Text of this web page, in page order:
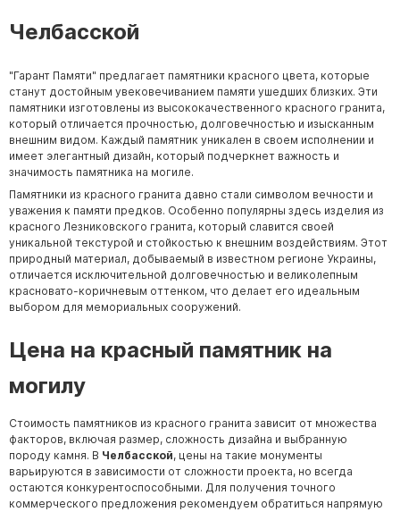
Челбасской
"Гарант Памяти" предлагает памятники красного цвета, которые
станут достойным увековечиванием памяти ушедших близких. Эти
памятники изготовлены из высококачественного красного гранита,
который отличается прочностью, долговечностью и изысканным
внешним видом. Каждый памятник уникален в своем исполнении и
имеет элегантный дизайн, который подчеркнет важность и
значимость памятника на могиле.
Памятники из красного гранита давно стали символом вечности и
уважения к памяти предков. Особенно популярны здесь изделия из
красного Лезниковского гранита, который славится своей
уникальной текстурой и стойкостью к внешним воздействиям. Этот
природный материал, добываемый в известном регионе Украины,
отличается исключительной долговечностью и великолепным
красновато-коричневым оттенком, что делает его идеальным
выбором для мемориальных сооружений.
Цена на красный памятник на
могилу
Стоимость памятников из красного гранита зависит от множества
факторов, включая размер, сложность дизайна и выбранную
породу камня. В Челбасской, цены на такие монументы
варьируются в зависимости от сложности проекта, но всегда
остаются конкурентоспособными. Для получения точного
коммерческого предложения рекомендуем обратиться напрямую